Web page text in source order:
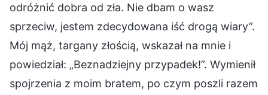
odróżnić dobra od zła. Nie dbam o wasz
sprzeciw, jestem zdecydowana iść drogą wiary”.
Mój mąż, targany złością, wskazał na mnie i
powiedział: „Beznadziejny przypadek!”. Wymienił
spojrzenia z moim bratem, po czym poszli razem